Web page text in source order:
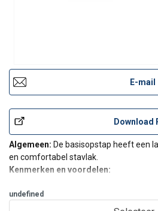
E-mail
Download
Algemeen: De basisopstap heeft een
en comfortabel stavlak.
Kenmerken en voordelen:
aluminiumplaat.
350 x 577 mm grote, door een
undefined